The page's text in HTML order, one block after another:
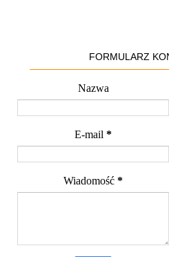
FORMULARZ
Nazwa
E-mail *
Wiadomość *